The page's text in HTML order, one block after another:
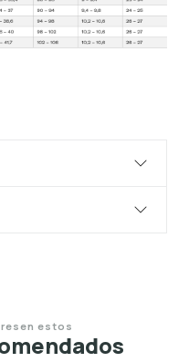
estos